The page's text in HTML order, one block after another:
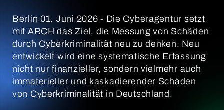
Berlin 01. Juni 2026 - Die Cyberagentur setzt
mit ARCH das Ziel, die Messung von Schäden
durch Cyberkriminalität neu zu denken. Neu
entwickelt wird eine systematische Erfassung
nicht nur finanzieller, sondern vielmehr auch
immaterieller und kaskadierender Schäden
von Cyberkriminalität in Deutschland.